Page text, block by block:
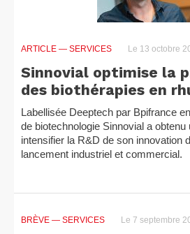
ARTICLE — SERVICES Le 13 octobre
Sinnovial optimise la
des biothérapies en
Labellisée Deeptech par Bpifrance
de biotechnologie Sinnovial a
intensifier la R&D de son innovation
lancement industriel et commercial.
BRÈVE — SERVICES Le 7 septembre